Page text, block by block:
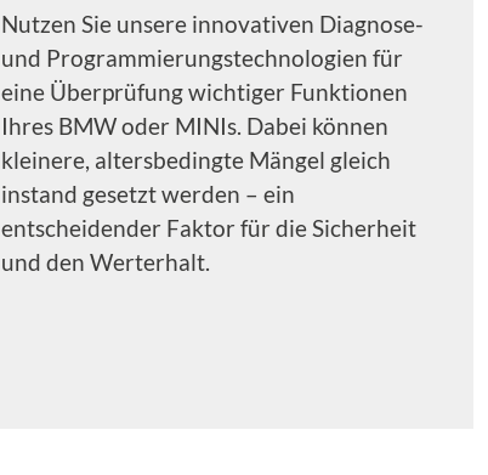
Nutzen Sie unsere innovativen Diagnose-
und Programmierungstechnologien für
eine Überprüfung wichtiger Funktionen
Ihres BMW oder MINIs. Dabei können
kleinere, altersbedingte Mängel gleich
instand gesetzt werden – ein
entscheidender Faktor für die Sicherheit
und den Werterhalt.